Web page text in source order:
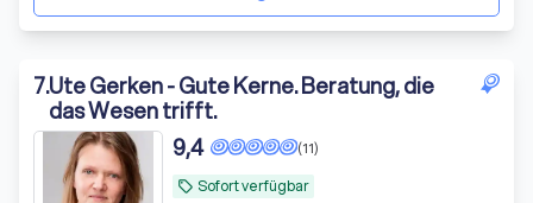
7.Ute Gerken - Gute Kerne. Beratung, die
das Wesen trifft.
local_offer Sofort verfügbar
(11)
9,4